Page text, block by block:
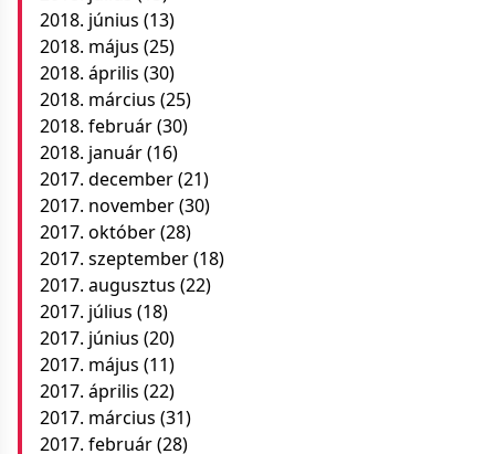
2018. június (13)
2018. május (25)
2018. április (30)
2018. március (25)
2018. február(30)
2018. január(16)
2017. december(21)
2017. november(30)
2017. október(28)
2017. szeptember(18)
2017. augusztus (22)
2017. július (18)
2017. június (20)
2017. május (11)
2017. április (22)
2017. március (31)
2017. február(28)